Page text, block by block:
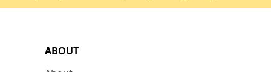
ABOUT